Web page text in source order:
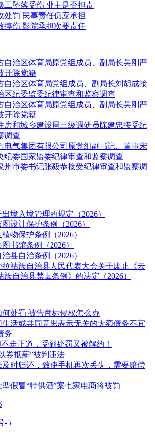
工坠落受伤 业主是否担责
处罚 民事责任仍应承担
摔伤 影院承担次要责任
自治区体育局原党组成员、副局长吴刚严
开除党籍
自治区体育局党组成员、副局长刘胡成接
区纪委监委纪律审查和监察调查
自治区体育局原党组成员、副局长吴刚严
开除党籍
房和城乡建设局三级调研员陈建忠接受纪
调查
电气集团有限公司原党组副书记、董事宋
纪委国家监委纪律审查和监察调查
州市委书记张毅恭接受纪律审查和监察调
境入境管理的规定（2026）
设计保护条例（2026）
物保护条例（2026）
书馆条例（2026）
县自治条例（2026）
拉祜族自治县人民代表大会关于废止《云
族自治县禁毒条例》的决定（2026）
何处罚 被告商标侵权怎么办
生活或共同意思表示无关的大额债务不宜
务
走正道，受到处罚又被解约！
券抵薪”被判违法
及时归还，致使手机再次丢失，需要赔偿
假冒“特供酒”案七家电商将被罚
-5